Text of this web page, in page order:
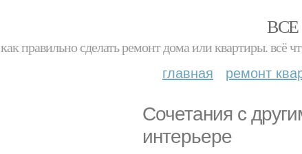
как правильно сделать ремонт дома или квартиры. всё
главная ремонт
Сочетания с
интерьере